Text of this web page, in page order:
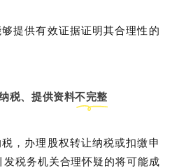
够提供有效证据证明其合理性的
税、提供资料不完整
，办理股权转让纳税或扣缴申
税务机关合理怀疑的将可能成